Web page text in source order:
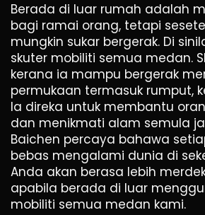
Berada di luar rumah adalah
bagi ramai orang, tetapi
mungkin sukar bergerak. Di
skuter mobiliti semua medan.
kerana ia mampu bergerak
permukaan termasuk rumput,
Ia direka untuk membantu
dan menikmati alam semula
Baichen percaya bahawa
bebas mengalami dunia di
Anda akan berasa lebih
apabila berada di luar
mobiliti semua medan kami.